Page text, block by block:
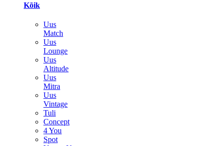
Kõik
Uus
Match
Uus
Lounge
Uus
Altitude
Uus
Mitra
Uus
Vintage
Tuli
Concept
4 You
Spot